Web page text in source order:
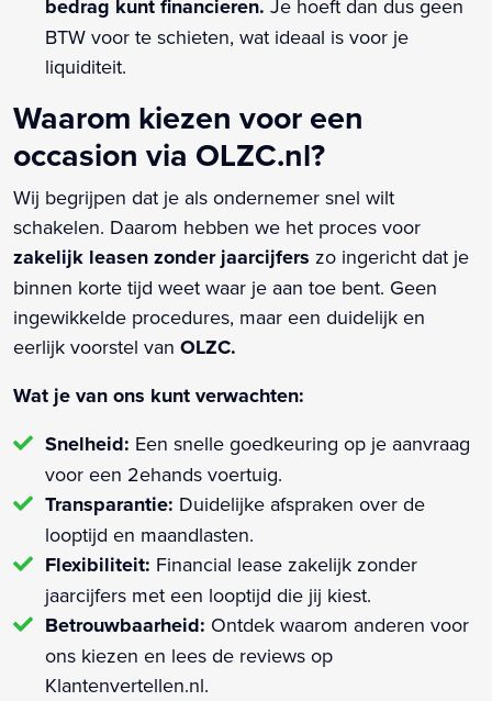
bedrag kunt financieren. Je hoeft dan dus geen
BTW voor te schieten, wat ideaal is voor je
liquiditeit.
Waarom kiezen voor een
occasion via OLZC.nl?
Wij begrijpen dat je als ondernemer snel wilt
schakelen. Daarom hebben we het proces voor
zakelijk leasen zonder jaarcijfers zo ingericht dat je
binnen korte tijd weet waar je aan toe bent. Geen
ingewikkelde procedures, maar een duidelijk en
eerlijk voorstel van OLZC.
Wat je van ons kunt verwachten:
Snelheid: Een snelle goedkeuring op je aanvraag
voor een 2ehands voertuig.
Transparantie: Duidelijke afspraken over de
looptijd en maandlasten.
Flexibiliteit: Financial lease zakelijk zonder
jaarcijfers met een looptijd die jij kiest.
Betrouwbaarheid: Ontdek waarom anderen voor
ons kiezen en lees de reviews op
Klantenvertellen.nl.